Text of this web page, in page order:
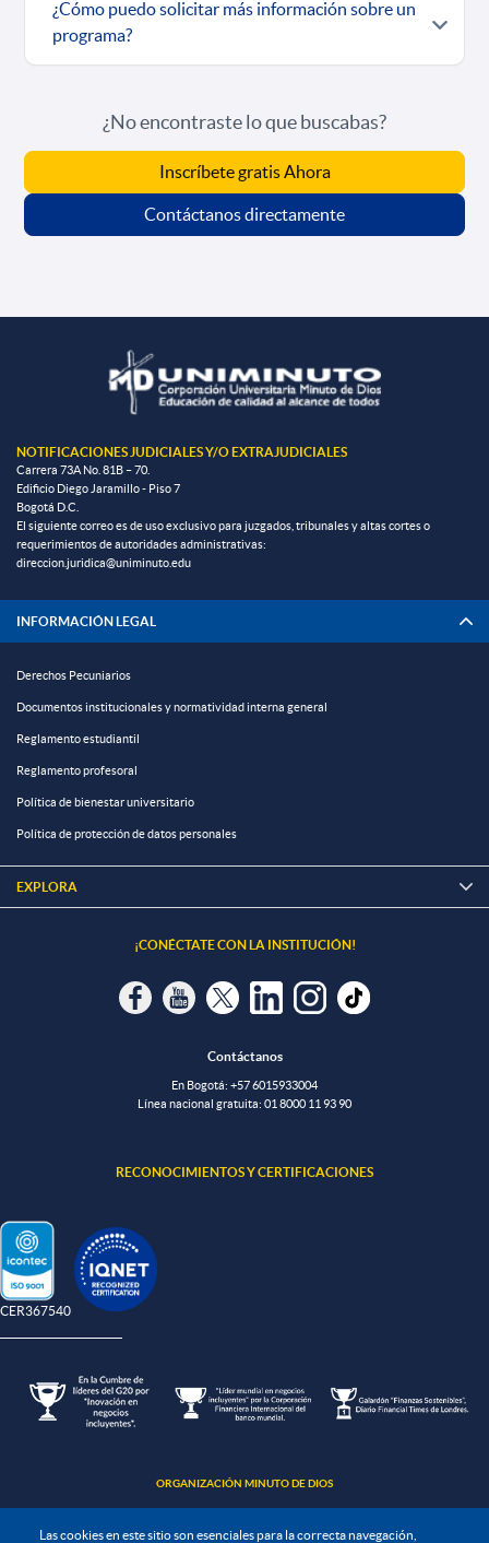
Las cookies en este sitio son esenciales para la correcta navegación,
¿Cómo puedo solicitar más información sobre un
programa?
¿No encontraste lo que buscabas?
Inscríbete gratis Ahora
Contáctanos directamente
NOTIFICACIONES JUDICIALES Y/O EXTRAJUDICIALES
Carrera 73A No. 81B – 70.
Edificio Diego Jaramillo - Piso 7
Bogotá D.C.
El siguiente correo es de uso exclusivo para juzgados, tribunales y altas cortes o
requerimientos de autoridades administrativas:
direccion.juridica@uniminuto.edu
INFORMACIÓN LEGAL
Derechos Pecuniarios
Documentos institucionales y normatividad interna general
Reglamento estudiantil
Reglamento profesoral
Política de bienestar universitario
Política de protección de datos personales
EXPLORA 
¡CONÉCTATE CON LA INSTITUCIÓN!
Contáctanos
En Bogotá: +57 6015933004
Línea nacional gratuita: 01 8000 11 93 90
RECONOCIMIENTOS Y CERTIFICACIONES
CER367540
ORGANIZACIÓN MINUTO DE DIOS